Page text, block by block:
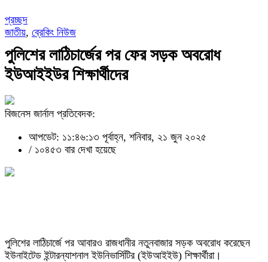
প্রচ্ছদ
জাতীয়, ব্রেকিং নিউজ
পুলিশের লাঠিচার্জের পর ফের সড়ক অবরোধ
ইউআইইউর শিক্ষার্থীদের
বিজনেস জার্নাল প্রতিবেদক:
আপডেট: ১১:৪৬:১৩ পূর্বাহ্ন, শনিবার, ২১ জুন ২০২৫
/ ১০৪৫৩ বার দেখা হয়েছে
পুলিশের লাঠিচার্জে পর আবারও রাজধানীর নতুনবাজার সড়ক অবরোধ করেছেন
ইউনাইটেড ইন্টারন্যাশনাল ইউনিভার্সিটির (ইউআইইউ) শিক্ষার্থীরা।